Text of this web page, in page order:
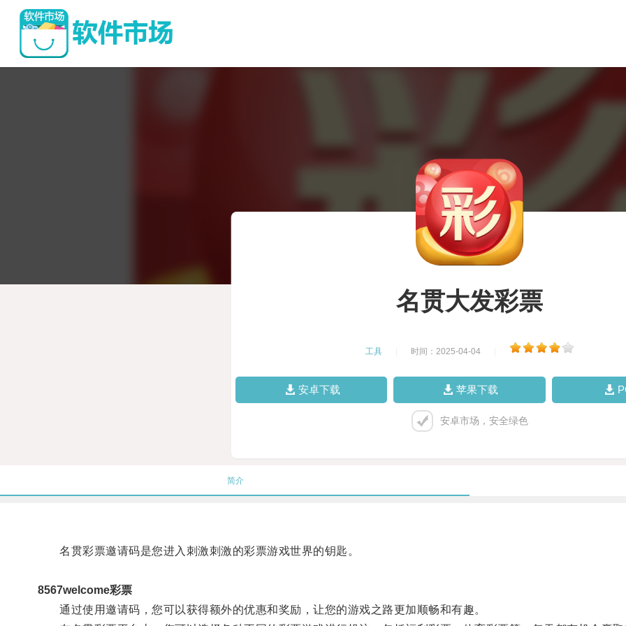
名贯大发彩票
工具 时间：2025-04-04
安卓下载 苹果下载
安卓市场，安全绿色
简介
名贯彩票邀请码是您进入刺激刺激的彩票游戏世界的钥匙。
8567welcome彩票
通过使用邀请码，您可以获得额外的优惠和奖励，让您的游戏之路更加顺畅和有趣。